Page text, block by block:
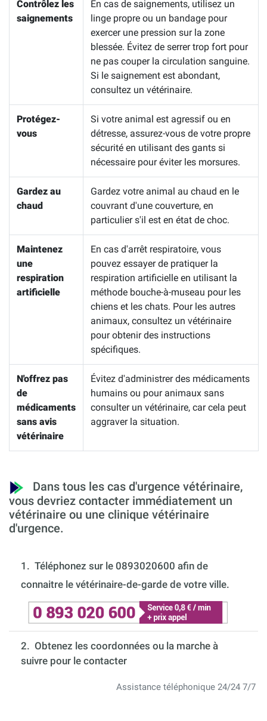
Contrôlez les
saignements
En cas de saignements, utilisez un
linge propre ou un bandage pour
exercer une pression sur la zone
blessée. Évitez de serrer trop fort pour
ne pas couper la circulation sanguine.
Si le saignement est abondant,
consultez un vétérinaire.
Protégez-
vous
Si votre animal est agressif ou en
détresse, assurez-vous de votre propre
sécurité en utilisant des gants si
nécessaire pour éviter les morsures.
Gardez au
chaud
Gardez votre animal au chaud en le
couvrant d'une couverture, en
particulier s'il est en état de choc.
Maintenez
une
respiration
artificielle
En cas d'arrêt respiratoire, vous
pouvez essayer de pratiquer la
respiration artificielle en utilisant la
méthode bouche-à-museau pour les
chiens et les chats. Pour les autres
animaux, consultez un vétérinaire
pour obtenir des instructions
spécifiques.
N'offrez pas
de
médicaments
sans avis
vétérinaire
Évitez d'administrer des médicaments
humains ou pour animaux sans
consulter un vétérinaire, car cela peut
aggraver la situation.
Dans tous les cas d'urgence vétérinaire,
vous devriez contacter immédiatement un
vétérinaire ou une clinique vétérinaire
d'urgence.
1. Téléphonez sur le 0893020600 afin de
connaitre le vétérinaire-de-garde de votre ville.
2. Obtenez les coordonnées ou la marche à
suivre pour le contacter
Assistance téléphonique 24/24 7/7